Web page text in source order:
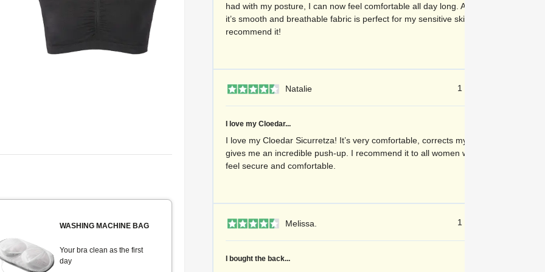
WASHING MACHINE BAG
Your bra clean as the first
day
had with my posture, I can now feel comfortable all day long. Additionally,
it’s smooth and breathable fabric is perfect for my sensitive skin. I
recommend it!
Natalie 1 dienu atpakaļ
I love my Cloedar...
I love my Cloedar Sicurretza! It’s very comfortable, corrects my posture and
gives me an incredible push-up. I recommend it to all women who want to
feel secure and comfortable.
Melissa. 1 dienu atpakaļ
I bought the back...